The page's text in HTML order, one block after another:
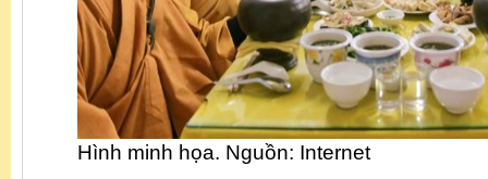
Hình minh họa. Nguồn: Internet